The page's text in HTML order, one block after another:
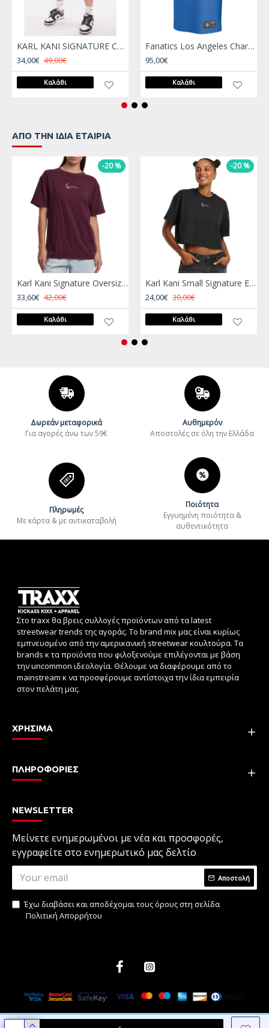
KARL KANI SIGNATURE CAMO MESH SHORTS MULTI Λαδί
34,00€ 49,00€
Καλάθι
Fanatics Los Angeles Chargers NFL Core Foundation Jersey Μπλε
95,00€
Καλάθι
ΑΠΌ ΤΗΝ ΊΔΙΑ ΕΤΑΙΡΊΑ
-20 %
Karl Kani Signature Oversized T-Shirt Μπορντώ
33,60€ 42,00€
Καλάθι
-20 %
Karl Kani Small Signature Essential Crop Tee Μαύρο
24,00€ 30,00€
Καλάθι
Δωρεάν μεταφορικά
Για αγορές άνω των 59€
Αυθημερόν
Aποστολές σε όλη την Ελλάδα
Πληρωμές
Με κάρτα & με αντικαταβολή
Ποιότητα
Εγγυημένη ποιότητα &
αυθεντικότητα
Στο traxx θα βρεις συλλογές προϊόντων από τα latest
streetwear trends της αγοράς. Το brand mix μας είναι κυρίως
εμπνευσμένο από την αμερικανική streetwear κουλτούρα. Τα
brands κ τα προϊόντα που φιλοξενούμε επιλέγονται με βάση
την uncommon ιδεολογία. Θέλουμε να διαφέρουμε από το
mainstream κ να προσφέρουμε αντίστοιχα την ίδια εμπειρία
στον πελάτη μας.
ΧΡΗΣΙΜΑ
ΠΛΗΡΟΦΟΡΙΕΣ
NEWSLETTER
Μείνετε ενημερωμένοι με νέα και προσφορές,
εγγραφείτε στο ενημερωτικό μας δελτίο
Αποστολή
Έχω διαβάσει και αποδέχομαι τους όρους στη σελίδα
Πολιτική Απορρήτου